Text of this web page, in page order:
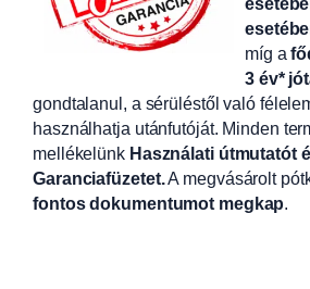
míg a
3 év*
gondtalanul, a sérüléstől való
használhatja utánfutóját. Minden
mellékelünk Használati útmutatót
Garanciafüzetet.A megvásárolt
fontos dokumentumot megkap.